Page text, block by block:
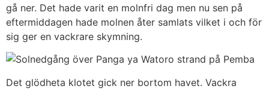
gå ner. Det hade varit en molnfri dag men nu sen på
eftermiddagen hade molnen åter samlats vilket i och för
sig ger en vackrare skymning.
Det glödheta klotet gick ner bortom havet. Vackra